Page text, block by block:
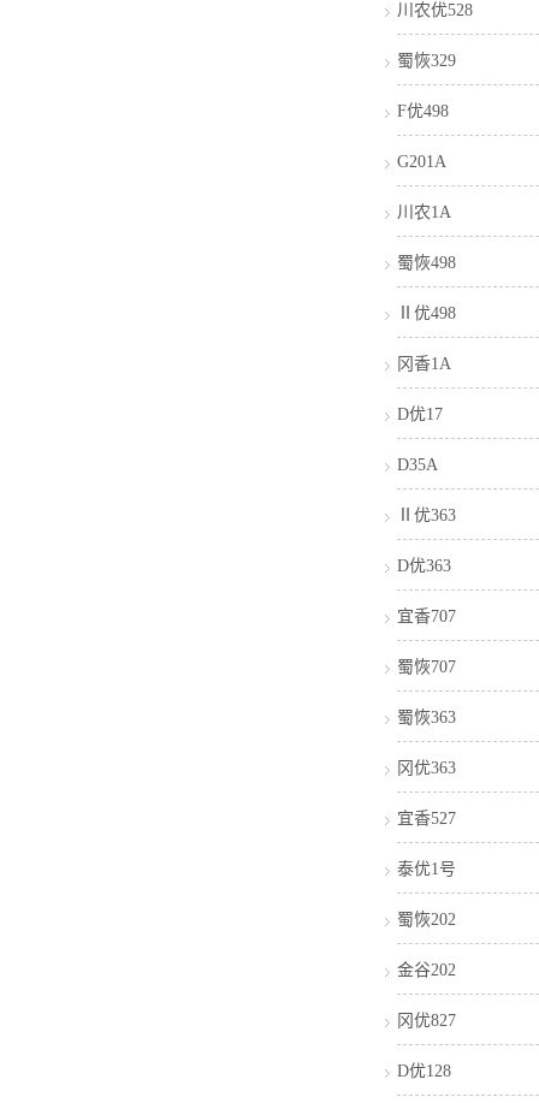
川农优528
蜀恢329
F优498
G201A
川农1A
蜀恢498
Ⅱ优498
冈香1A
D优17
D35A
Ⅱ优363
D优363
宜香707
蜀恢707
蜀恢363
冈优363
宜香527
泰优1号
蜀恢202
金谷202
冈优827
D优128